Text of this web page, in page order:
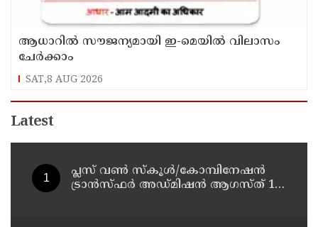
ആധാറിൽ സൗജന്യമായി ഇ-മെയിൽ വിലാസം
ചേർക്കാം
SAT,8 AUG 2026
Latest
പ്ലസ് വൺ സ്‌കൂൾ/കോമ്പിനേഷൻ
ട്രാൻസ്ഫർ അഡ്മിഷൻ ആഗസ്ത് 10,